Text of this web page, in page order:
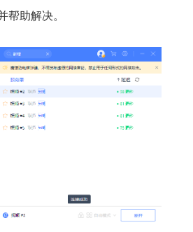
帮助解决。